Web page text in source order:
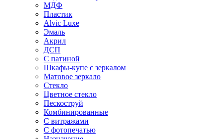
МДФ
Пластик
Alvic Luxe
Эмаль
Акрил
ДСП
С патиной
Шкафы-купе с зеркалом
Матовое зеркало
Стекло
Цветное стекло
Пескоструй
Комбинированные
С витражами
С фотопечатью